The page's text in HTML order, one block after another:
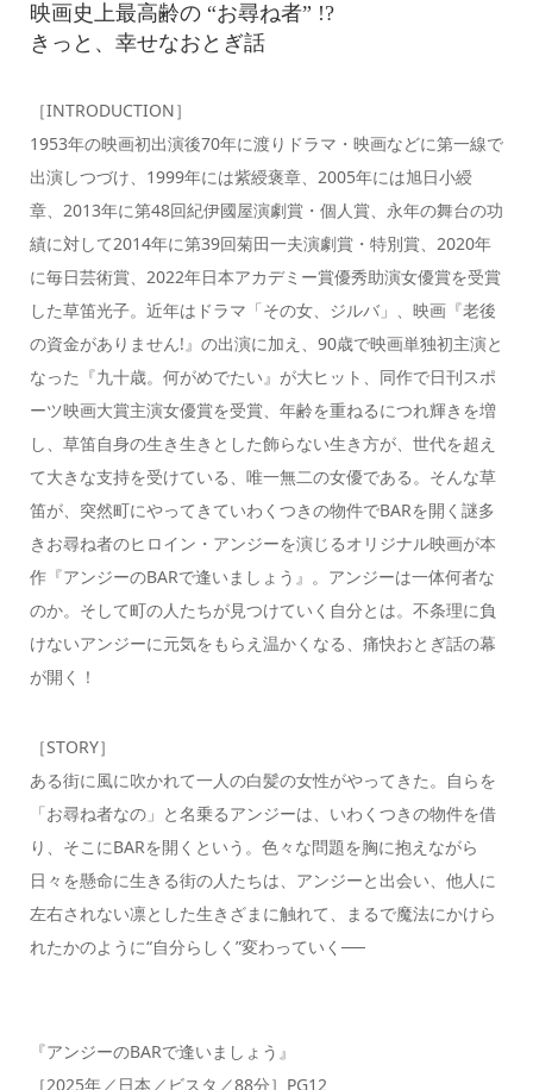
映画史上最高齢の “お尋ね者” !?
きっと、幸せなおとぎ話
［INTRODUCTION］
1953年の映画初出演後70年に渡りドラマ・映画などに第一線で
出演しつづけ、1999年には紫綬褒章、2005年には旭日小綬
章、2013年に第48回紀伊國屋演劇賞・個人賞、永年の舞台の功
績に対して2014年に第39回菊田一夫演劇賞・特別賞、2020年
に毎日芸術賞、2022年日本アカデミー賞優秀助演女優賞を受賞
した草笛光子。近年はドラマ「その女、ジルバ」、映画『老後
の資金がありません!』の出演に加え、90歳で映画単独初主演と
なった『九十歳。何がめでたい』が大ヒット、同作で日刊スポ
ーツ映画大賞主演女優賞を受賞、年齢を重ねるにつれ輝きを増
し、草笛自身の生き生きとした飾らない生き方が、世代を超え
て大きな支持を受けている、唯一無二の女優である。そんな草
笛が、突然町にやってきていわくつきの物件でBARを開く謎多
きお尋ね者のヒロイン・アンジーを演じるオリジナル映画が本
作『アンジーのBARで逢いましょう』。アンジーは一体何者な
のか。そして町の人たちが見つけていく自分とは。不条理に負
けないアンジーに元気をもらえ温かくなる、痛快おとぎ話の幕
が開く！
［STORY］
ある街に風に吹かれて一人の白髪の女性がやってきた。自らを
「お尋ね者なの」と名乗るアンジーは、いわくつきの物件を借
り、そこにBARを開くという。色々な問題を胸に抱えながら
日々を懸命に生きる街の人たちは、アンジーと出会い、他人に
左右されない凛とした生きざまに触れて、まるで魔法にかけら
れたかのように“自分らしく”変わっていく──
『アンジーのBARで逢いましょう』
［2025年／日本／ビスタ／88分］PG12